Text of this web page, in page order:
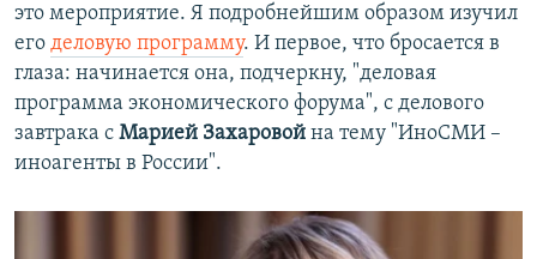
это мероприятие. Я подробнейшим образом изучил
его деловую программу. И первое, что бросается в
глаза: начинается она, подчеркну, "деловая
программа экономического форума", с делового
завтрака с Марией Захаровой на тему "ИноСМИ –
иноагенты в России".